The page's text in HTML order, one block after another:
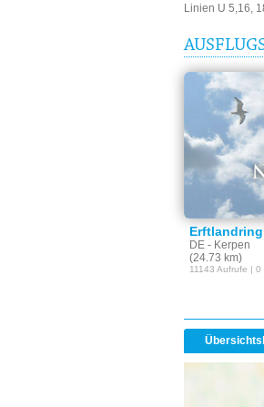
Linien U 5,16,
DE - Kerpen
(24.73 km)
11143 Aufrufe |